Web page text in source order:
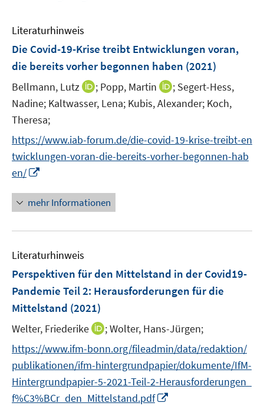
Literaturhinweis
Die Covid-19-Krise treibt Entwicklungen voran,
die bereits vorher begonnen haben (2021)
Bellmann, Lutz
I
n
u
e
e
n
s
r
f
f
n
n
; Popp, Martin
I
n
u
e
s
r
f
n
n
; Segert-Hess,
Nadine; Kaltwasser, Lena; Kubis, Alexander; Koch,
Theresa;
https://www.iab-forum.de/die-covid-19-krise-treibt-en
twicklungen-voran-die-bereits-vorher-begonnen-hab
en/
n
e
u
m
F
n
s
t
r
ö
f
f
mehr Informationen
Literaturhinweis
Perspektiven für den Mittelstand in der Covid19-
Pandemie Teil 2: Herausforderungen für die
Mittelstand (2021)
Welter, Friederike
I
n
e
u
e
;Wolter, Hans-Jürgen;
https://www.ifm-bonn.org/fileadmin/data/redaktion/
publikationen/ifm-hintergrundpapier/dokumente/IfM-
Hintergrundpapier-5-2021-Teil-2-Herausforderungen_
f%C3%BCr_den_Mittelstand.pdf